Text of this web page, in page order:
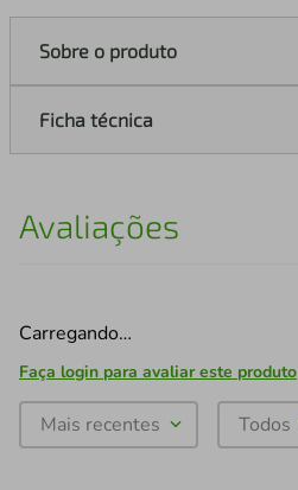
Sobre o produto
Ficha técnica
Avaliações
Carregando…
Faça login para avaliar este produto
Mais recentes Todos